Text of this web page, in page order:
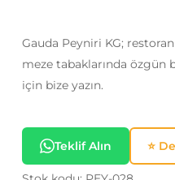
Gauda Peyniri KG;
meze tabaklarında özgün
için bize yazın.
Teklif Alın ⭐